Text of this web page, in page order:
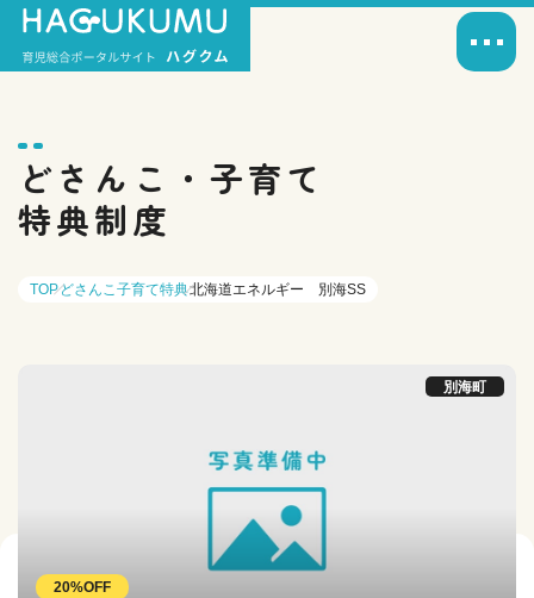
どさんこ・子育て
特典制度
TOPどさんこ子育て特典北海道エネルギー 別海SS
別海町
20%OFF